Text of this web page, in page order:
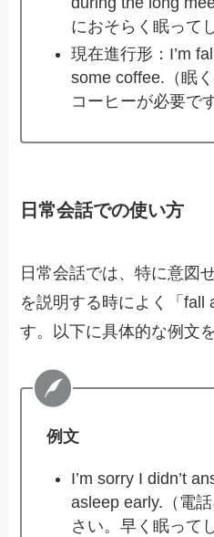
におそらく眠って
現在進行形：I’m
some coffee.（眠
コーヒーが必要で
日常会話での使い方
日常会話では、特に意図
を説明する時によく「fall
す。以下に具体的な例文
例文
I’m sorry I didn’t
asleep early.（電
さい。早く眠って